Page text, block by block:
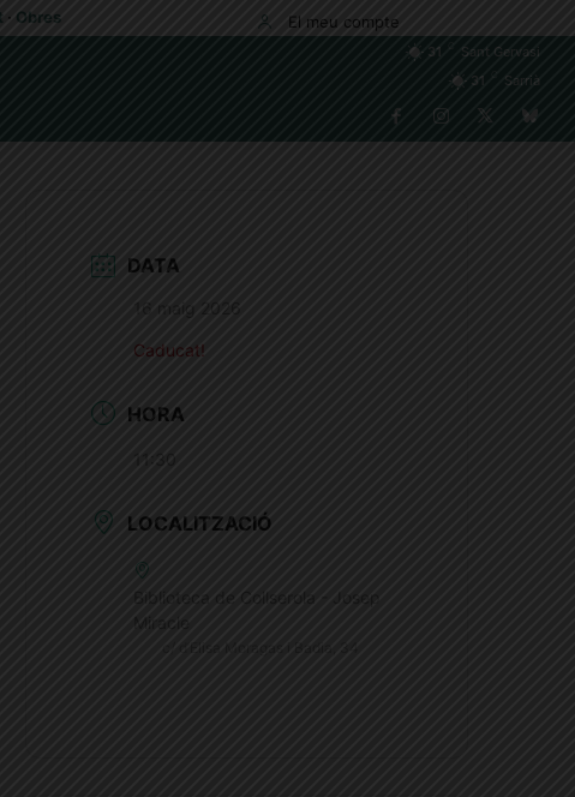
· Obres El meu compte
31
Sant Gervasi
31
Sarrià
DATA
16 maig 2026
Caducat!
HORA
11:30
LOCALITZACIÓ
Biblioteca de Collserola - Josep
Miracle